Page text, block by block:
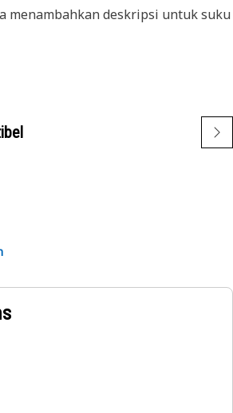
menambahkan deskripsi untuk suku